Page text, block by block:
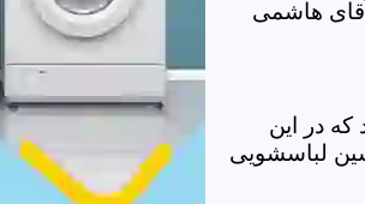
در این
لباسشویی